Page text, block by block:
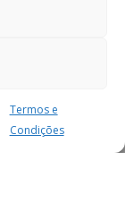
Termos e
Condições